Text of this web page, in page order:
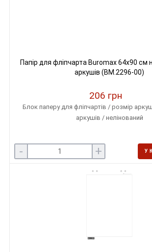
Папір для фліпчарта Buromax 64х90 см
аркушів (BM.2296-00)
206 грн
Блок паперу для фліпчартів / розмір
аркушів / нелінований
- + У